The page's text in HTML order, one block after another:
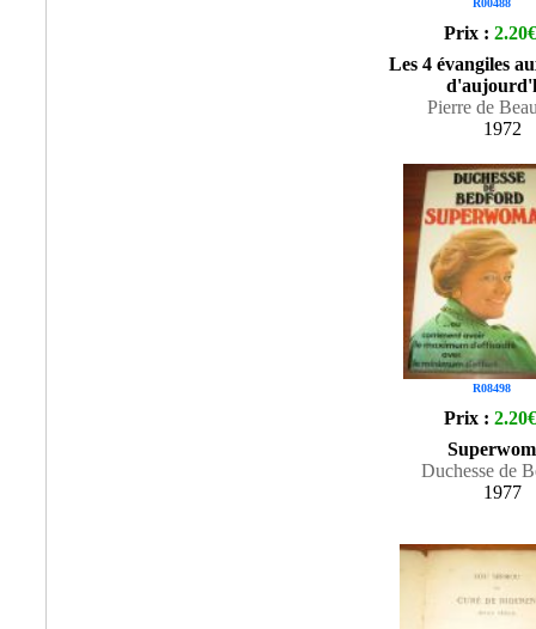
R00488
Prix : 2.20€
Les 4 évangiles
Pierre de
1972
R08498
Prix : 2.20€
Duchesse de
1977